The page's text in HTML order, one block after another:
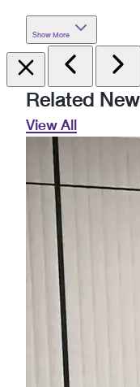
Show More
Related
View All